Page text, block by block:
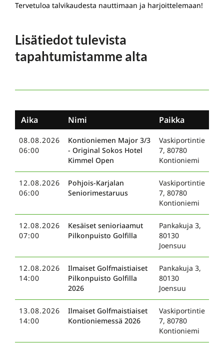
Tervetuloa talvikaudesta nauttimaan ja harjoittelemaan!
Lisätiedot tulevista
tapahtumistamme alta
Aika Nimi Paikka
08.08.2026
06:00
Kontioniemen Major 3/3
- Original Sokos Hotel
Kimmel Open
Vaskiportintie
7, 80780
Kontioniemi
12.08.2026
06:00
Pohjois-Karjalan
Seniorimestaruus
Vaskiportintie
7, 80780
Kontioniemi
12.08.2026
07:00
Kesäiset senioriaamut
Pilkonpuisto Golfilla
Pankakuja 3,
80130
Joensuu
12.08.2026
14:00
Ilmaiset Golfmaistiaiset
Pilkonpuisto Golfilla
2026
Pankakuja 3,
80130
Joensuu
13.08.2026
14:00
Ilmaiset Golfmaistiaiset
Kontioniemessä 2026
Vaskiportintie
7, 80780
Kontioniemi